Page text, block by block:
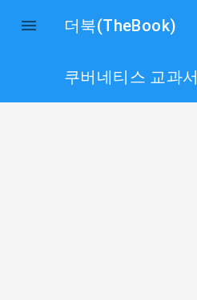
 더북(TheBook)
쿠버네티스 교과서